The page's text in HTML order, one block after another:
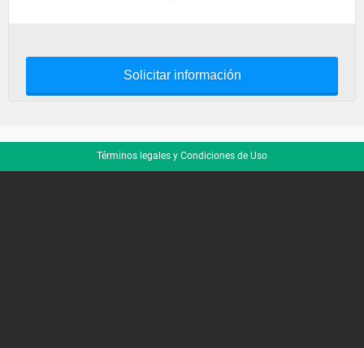
Solicitar información
Términos legales y Condiciones de Uso